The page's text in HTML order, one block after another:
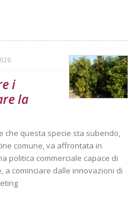
i
la
che questa specie sta subendo,
comune, va affrontata in
politica commerciale capace di
a cominciare dalle innovazioni di